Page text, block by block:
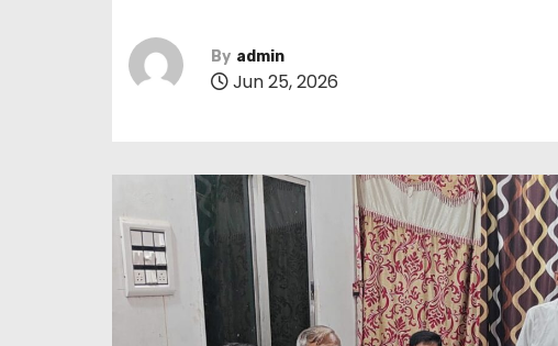
By admin
Jun 25, 2026